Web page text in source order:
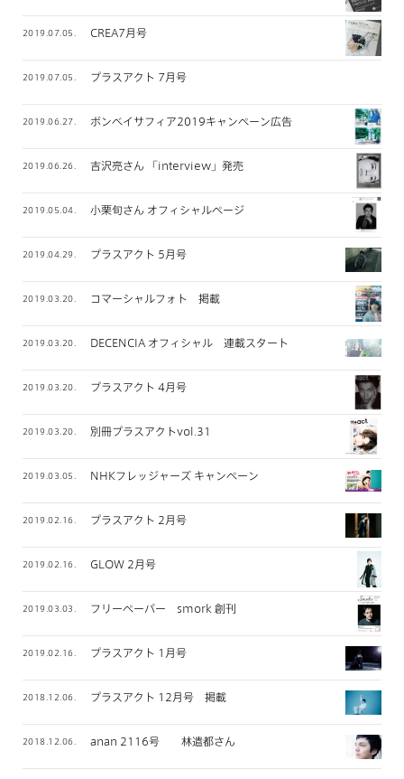
2019.07.05. CREA7月号
2019.07.05. プラスアクト 7月号
2019.06.27. ボンベイサフィア2019キャンペーン広告
2019.06.26. 吉沢亮さん 「interview」発売
2019.05.04. 小栗旬さん オフィシャルページ
2019.04.29. プラスアクト 5月号
2019.03.20. コマーシャルフォト 掲載
2019.03.20. DECENCIA オフィシャル 連載スタート
2019.03.20. プラスアクト 4月号
2019.03.20. 別冊プラスアクトvol.31
2019.03.05. NHKフレッジャーズ キャンペーン
2019.02.16. プラスアクト 2月号
2019.02.16. GLOW 2月号
2019.03.03. フリーペーパー smork 創刊
2019.02.16. プラスアクト 1月号
2018.12.06. プラスアクト 12月号 掲載
2018.12.06. anan 2116号 林遣都さん